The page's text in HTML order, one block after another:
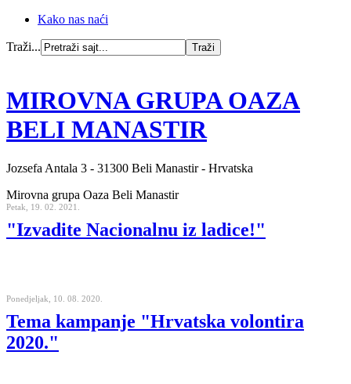
Kako nas naći
Traži...
MIROVNA GRUPA OAZA
BELI MANASTIR
Jozsefa Antala 3 - 31300 Beli Manastir - Hrvatska
Mirovna grupa Oaza Beli Manastir
Petak, 19. 02. 2021.
"Izvadite Nacionalnu iz ladice!"
Ponedjeljak, 10. 08. 2020.
Tema kampanje "Hrvatska volontira
2020."